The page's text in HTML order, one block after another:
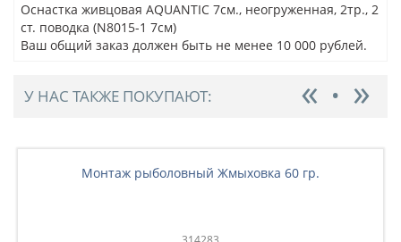
Оснастка живцовая AQUANTIC 7см., неогруженная, 2тр., 2
ст. поводка (N8015-1 7см)
Ваш общий заказ должен быть не менее 10 000 рублей.
У НАС ТАКЖЕ ПОКУПАЮТ:
Монтаж рыболовный Жмыховка 60 гр.